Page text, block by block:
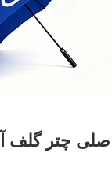
چتر گلف